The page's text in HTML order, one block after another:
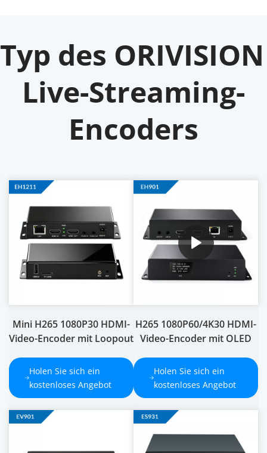
Typ des ORIVISION
Live-Streaming-
Encoders
Mini H265 1080P30 HDMI-
Video-Encoder mit Loopout
Holen Sie sich ein
kostenloses Angebot
H265 1080P60/4K30 HDMI-
Video-Encoder mit OLED
Holen Sie sich ein
kostenloses Angebot